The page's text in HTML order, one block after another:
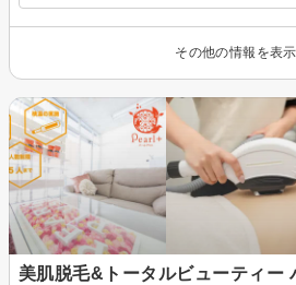
その他の情報を表示
美肌脱毛&トータルビューティー